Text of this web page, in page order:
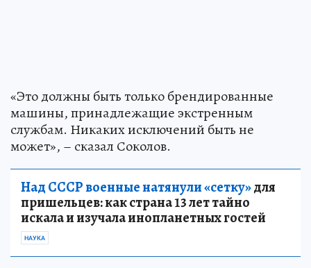
«Это должны быть только брендированные
машины, принадлежащие экстренным
службам. Никаких исключений быть не
может», – сказал Соколов.
Над СССР военные натянули «сетку»для
пришельцев: как страна 13 лет тайно
искала и изучала инопланетных гостей
НАУКА